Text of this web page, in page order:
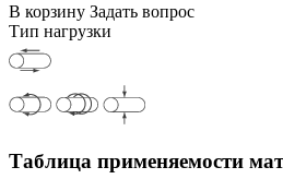
В корзину Задать вопрос
Тип нагрузки
Таблица применяемости